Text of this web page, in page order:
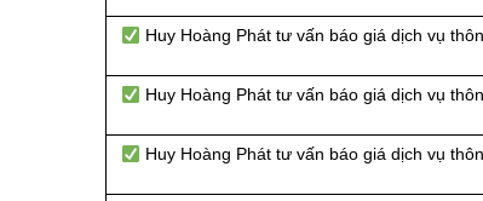
Huy Hoàng Phát tư vấn báo giá dịch vụ
Huy Hoàng Phát tư vấn báo giá dịch vụ
Huy Hoàng Phát tư vấn báo giá dịch vụ